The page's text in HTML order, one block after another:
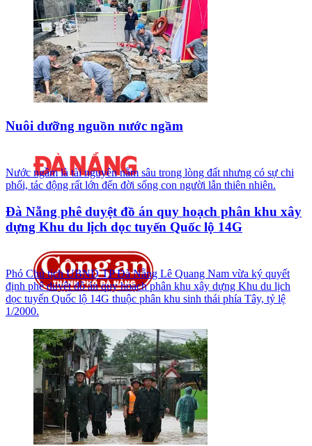
Nuôi dưỡng nguồn nước ngầm
Nước ngầm là tài nguyên nằm sâu trong lòng đất nhưng có sự chi
phối, tác động rất lớn đến đời sống con người lẫn thiên nhiên.
Đà Nẵng phê duyệt đồ án quy hoạch phân khu xây
dựng Khu du lịch dọc tuyến Quốc lộ 14G
Phó Chủ tịch UBND TP Đà Nẵng Lê Quang Nam vừa ký quyết
định phê duyệt đồ án quy hoạch phân khu xây dựng Khu du lịch
dọc tuyến Quốc lộ 14G thuộc phân khu sinh thái phía Tây, tỷ lệ
1/2000.